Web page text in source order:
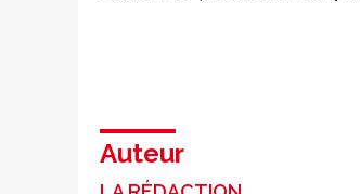
Auteur